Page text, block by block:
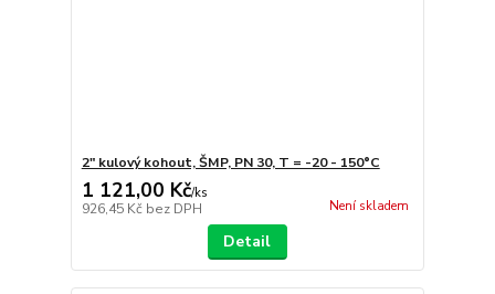
2" kulový kohout, ŠMP, PN 30, T = -20 - 150°C
1 121,00 Kč/ks
926,45 Kč bez DPH Není skladem
Detail